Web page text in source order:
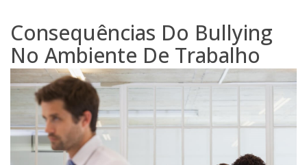
Consequências Do Bullying
No Ambiente De Trabalho